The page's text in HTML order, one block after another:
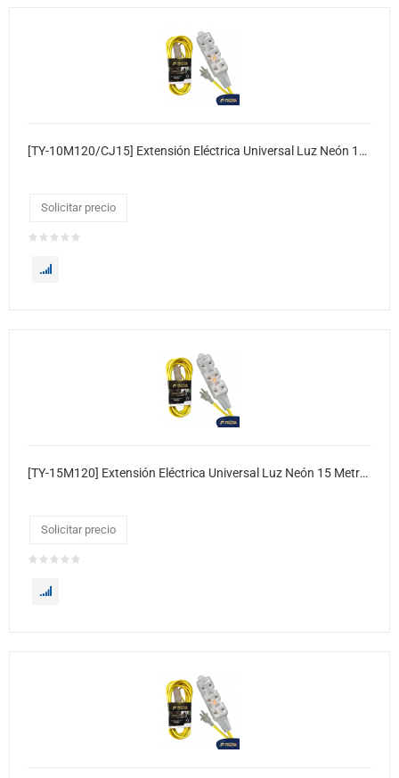
[TY-10M120/CJ15] Extensión Eléctrica Universal Luz Neón 10 Metros 15xcj
Solicitar precio
[TY-15M120] Extensión Eléctrica Universal Luz Neón 15 Metros 30xcj
Solicitar precio